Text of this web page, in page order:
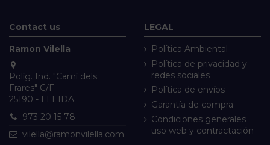
Contact us
Ramon Vilella
Políg. Ind. "Camí dels
Frares" C/F
25190 - LLEIDA
973 20 15 78
vilella@ramonvilella.com
LEGAL
Política Ambiental
Política de privacidad y
redes sociales
Política de envíos
Garantía de compra
Condiciones generales
uso web y contractación